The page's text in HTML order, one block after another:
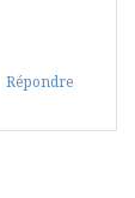
Répondre